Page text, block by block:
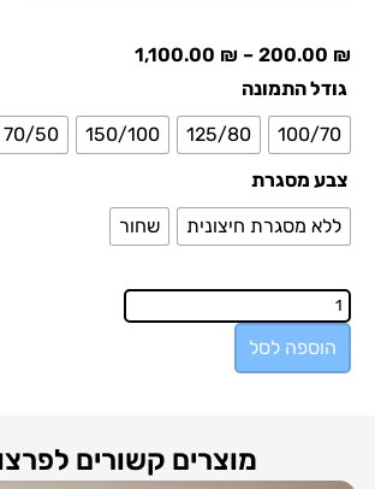
200.00 ₪
–
1,100.00 ₪
גודל התמונה
100/70
125/80
150/100
70/50
צבע מסגרת
ללא מסגרת חיצונית
שחור
הוספה לסל
מוצרים קשורים